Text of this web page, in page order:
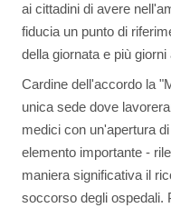
ai cittadini di avere
fiducia un punto di
della giornata e più
Cardine dell'accordo la
unica sede dove
medici con un'apertura
elemento importante -
maniera significativa il
soccorso degli ospedali.